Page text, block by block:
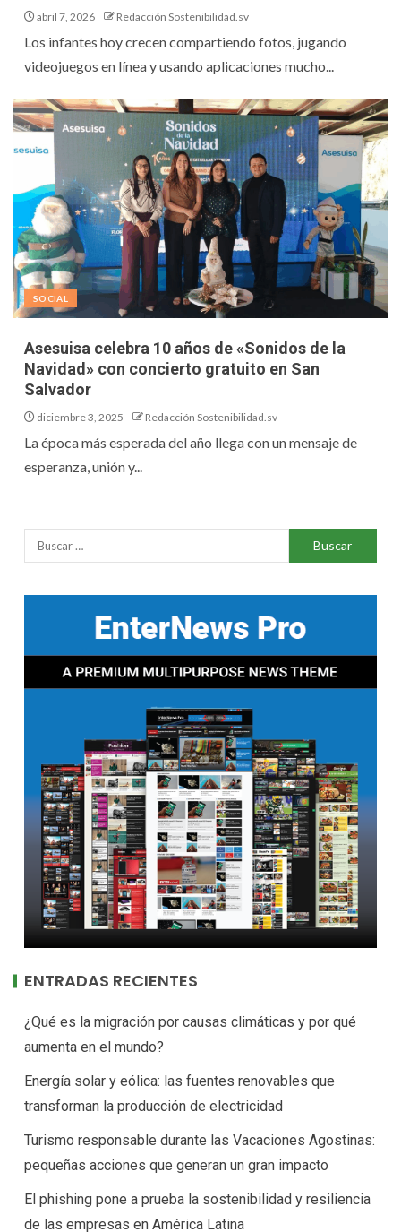
abril 7, 2026 Redacción Sostenibilidad.sv
Los infantes hoy crecen compartiendo fotos, jugando
videojuegos en línea y usando aplicaciones mucho...
SOCIAL
Asesuisa celebra 10 años de «Sonidos de la
Navidad» con concierto gratuito en San
Salvador
diciembre 3, 2025 Redacción Sostenibilidad.sv
La época más esperada del año llega con un mensaje de
esperanza, unión y...
ENTRADAS RECIENTES
¿Qué es la migración por causas climáticas y por qué
aumenta en el mundo?
Energía solar y eólica: las fuentes renovables que
transforman la producción de electricidad
Turismo responsable durante las Vacaciones Agostinas:
pequeñas acciones que generan un gran impacto
El phishing pone a prueba la sostenibilidad y resiliencia
de las empresas en América Latina